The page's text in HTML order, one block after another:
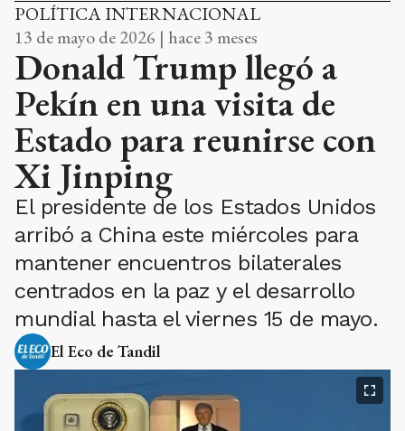
POLÍTICA INTERNACIONAL
13 de mayo de 2026 | hace 3 meses
Donald Trump llegó a
Pekín en una visita de
Estado para reunirse con
Xi Jinping
El presidente de los Estados Unidos
arribó a China este miércoles para
mantener encuentros bilaterales
centrados en la paz y el desarrollo
mundial hasta el viernes 15 de mayo.
El Eco de Tandil